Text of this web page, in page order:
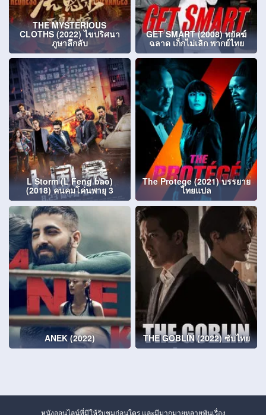
THE MYSTERIOUS
CLOTHS (2022) ไขปริศนา
ภูษาลึกลับ
GET SMART (2008) พยัคฆ์
ฉลาด เก็กไม่เลิก พากย์ไทย
L Storm (L Feng bao)
(2018) คนคมโค่นพายุ 3
The Protege (2021) บรรยาย
ไทยแปล
ANEK (2022) THE GOBLIN (2022) ซับไทย
หนังออนไลน์ที่มีให้รับชมก่อนใคร และมีมากมายหลายพันเรื่อง